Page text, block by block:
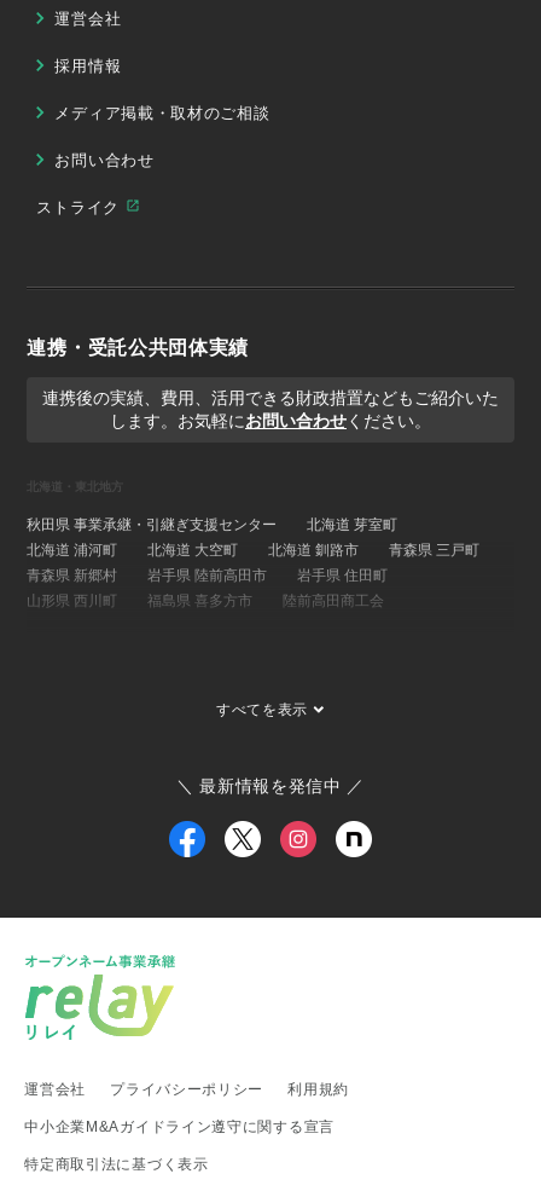
運営会社
採用情報
メディア掲載・取材のご相談
お問い合わせ
ストライク
連携・受託公共団体実績
連携後の実績、費用、活用できる財政措置などもご紹介いた
します。お気軽にお問い合わせください。
すべてを表示
北海道・東北地方
秋田県 事業承継・引継ぎ支援センター
北海道 芽室町
北海道 浦河町
北海道 大空町 北海道 釧路市
青森県 三戸町
青森県 新郷村
岩手県 陸前高田市
岩手県 住田町
山形県 西川町
福島県 喜多方市 陸前高田商工会
茨城県 稲敷市 群馬県 桐生市
小田原箱根商工会議所
福井県 事業承継・引継ぎ支援センター
富山県
新潟県 南魚沼市
新潟県 糸魚川市
新潟県 出雲崎町
新潟県 関川村
愛知県 事業承継・引継ぎ支援センター
岐阜県 高山市
＼ 最新情報を発信中 ／
運営会社 プライバシーポリシー 利用規約
中小企業M&Aガイドライン遵守に関する宣言
特定商取引法に基づく表示